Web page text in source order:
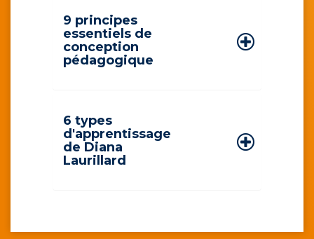
9 principes
essentiels de
conception
pédagogique
6 types
d'apprentissage
de Diana
Laurillard